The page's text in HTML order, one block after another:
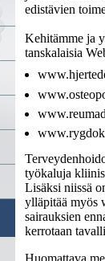
edistävien
Kehitämme ja
tanskalaisia
työkaluja
Lisäksi niissä
ylläpitää myös
sairauksien
kerrotaan
Huomattava